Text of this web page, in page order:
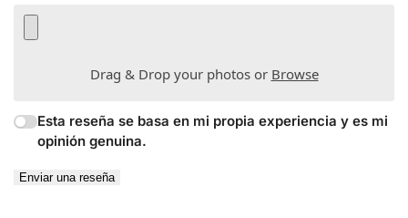
Drag & Drop your photos or Browse
Esta reseña se basa en mi propia experiencia y es mi
opinión genuina.
Enviar una reseña